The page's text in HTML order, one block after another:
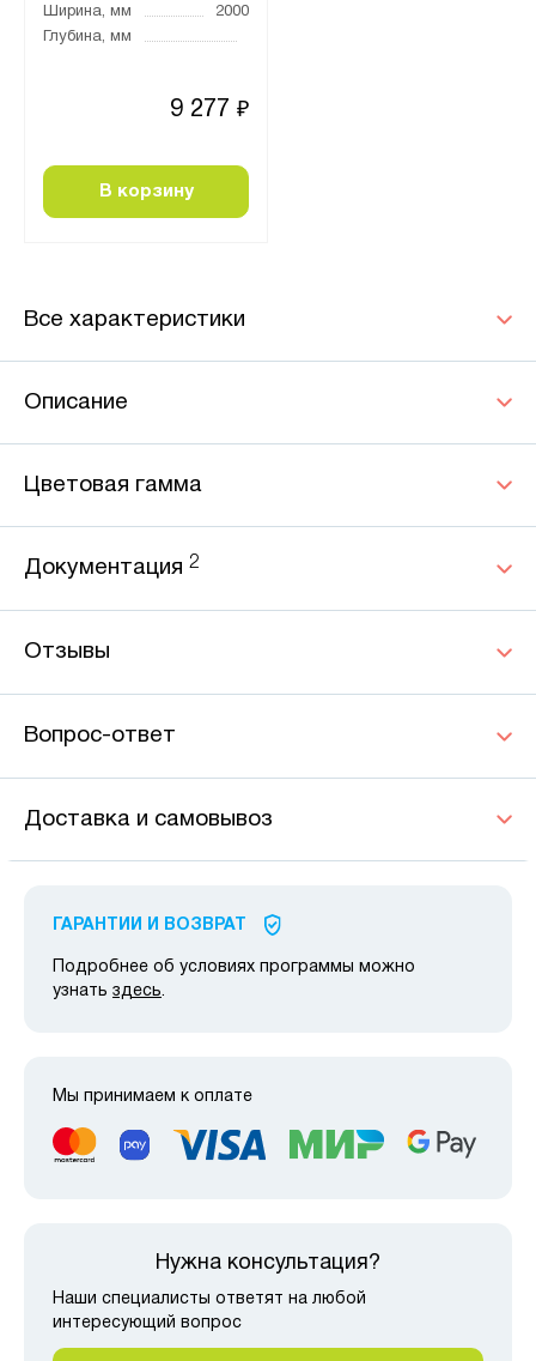
Ширина, мм
2000
Глубина, мм
9 277 ₽
В корзину
Все характеристики
Описание
Цветовая гамма
Документация 2
Отзывы
Вопрос-ответ
Доставка и самовывоз
ГАРАНТИИ И ВОЗВРАТ
Подробнее об условиях программы можно
узнать здесь.
Мы принимаем к оплате
Нужна консультация?
Наши специалисты ответят на любой
интересующий вопрос